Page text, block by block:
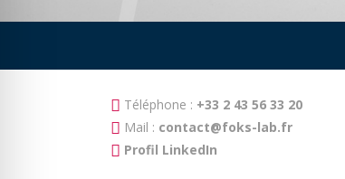
Téléphone : +33 2 43 56 33 20
Mail : contact@foks-lab.fr
Profil LinkedIn